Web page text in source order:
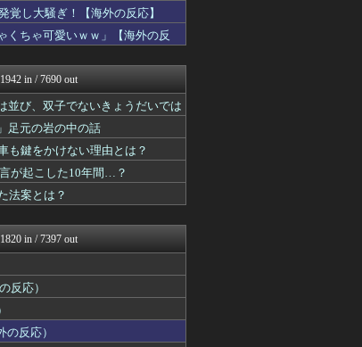
ランドボール 翻訳
カン！
ルドサッカーファン 海...
さんいらっしゃい 海外...
パゴスジャパン - 海...
悪いの？【海外の反応】
カン！
ミズキの韓国ブログ[海...
のお前ら 海外の反応
メニージャパン！
っと翻訳
の反応スポーツ
なニュースにでくわした
はグーチョキパー
Reddit まと...
ヒーと翻訳
さんいらっしゃい 海外...
し大騒ぎ！【海外の反応】
ちゃ可愛いｗｗ」【海外の反
1942 in / 7690 out
並び、双子でないきょうだいでは
足元の岩の中の話
も鍵をかけない理由とは？
が起こした10年間…？
法案とは？
1820 in / 7397 out
反応）
反応）